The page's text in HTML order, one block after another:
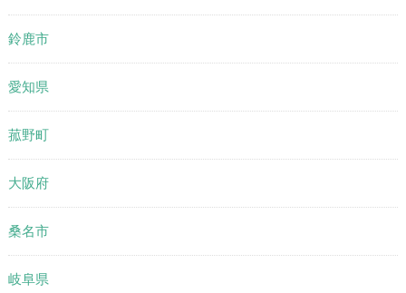
鈴鹿市
愛知県
菰野町
大阪府
桑名市
岐阜県